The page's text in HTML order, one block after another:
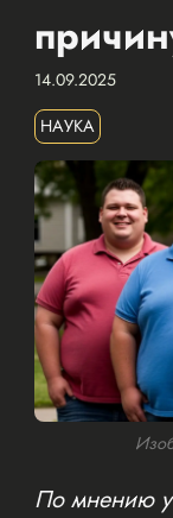
14.09.2025
НАУКА
По мнению